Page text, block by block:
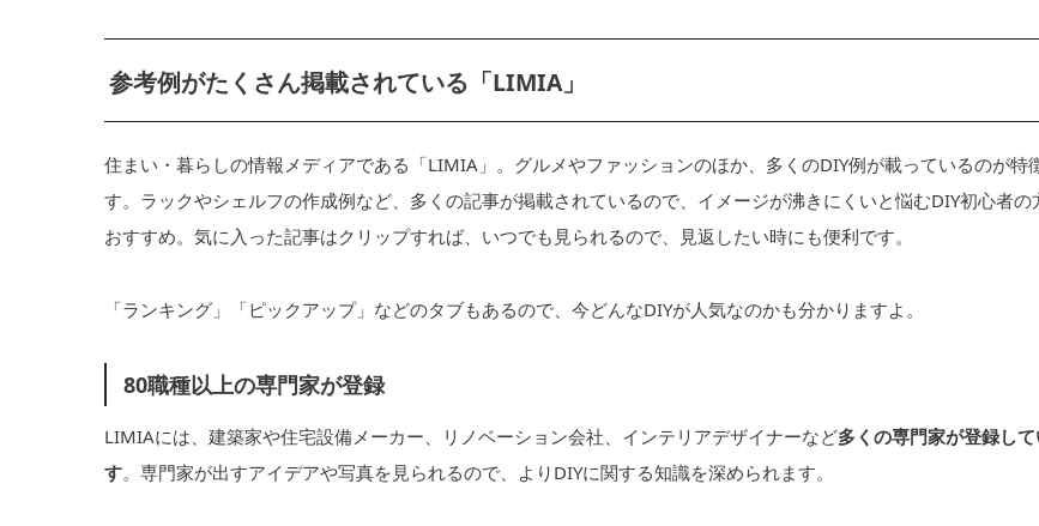
参考例がたくさん掲載されている「LIMIA」
住まい・暮らしの情報メディアである「LIMIA」。グルメやファッションのほか、多くのDIY例が載っているのが特
す。ラックやシェルフの作成例など、多くの記事が掲載されているので、イメージが沸きにくいと悩むDIY初心者の
おすすめ。気に入った記事はクリップすれば、いつでも見られるので、見返したい時にも便利です。
「ランキング」「ピックアップ」などのタブもあるので、今どんなDIYが人気なのかも分かりますよ。
80職種以上の専門家が登録
LIMIAには、建築家や住宅設備メーカー、リノベーション会社、インテリアデザイナーなど多くの専門家が登録して
す。専門家が出すアイデアや写真を見られるので、よりDIYに関する知識を深められます。